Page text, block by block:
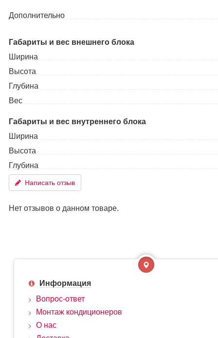
Дополнительно
Габариты и вес внешнего блока
Ширина
Высота
Глубина
Вес
Габариты и вес внутреннего блока
Ширина
Высота
Глубина
Написать отзыв
Нет отзывов о данном товаре.
Информация
Вопрос-ответ
Монтаж кондиционеров
О нас